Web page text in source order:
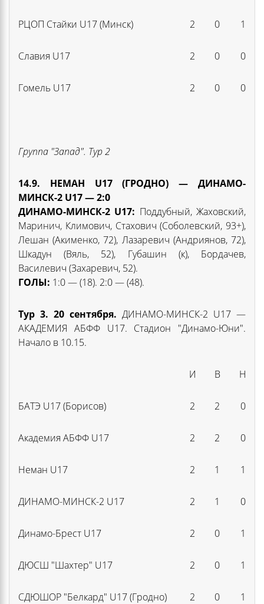
РЦОП Стайки U17 (Минск) 2 0 1
Славия U17 2 0 0
Гомель U17 2 0 0
Группа "Запад". Тур2
14.9. НЕМАН U17 (ГРОДНО) — ДИНАМО-
МИНСК-2 U17— 2:0
ДИНАМО-МИНСК-2 U17: Поддубный, Жаховский,
Маринич, Климович, Стахович (Соболевский, 93+),
Лешан (Акименко, 72), Лазаревич (Андриянов, 72),
Шкадун (Вяль, 52), Губашин (к), Бордачев,
Василевич (Захаревич, 52).
ГОЛЫ: 1:0 — (18). 2:0 — (48).
Тур 3. 20 сентября. ДИНАМО-МИНСК-2 U17 —
АКАДЕМИЯ АБФФ U17. Стадион "Динамо-Юни".
Начало в 10.15.
И В Н
БАТЭ U17 (Борисов) 2 2 0
Академия АБФФ U17 2 2 0
Неман U17 2 1 1
ДИНАМО-МИНСК-2 U17 2 1 0
Динамо-Брест U17 2 0 1
ДЮСШ "Шахтер" U17 2 0 1
СДЮШОР "Белкард" U17 (Гродно) 2 0 1